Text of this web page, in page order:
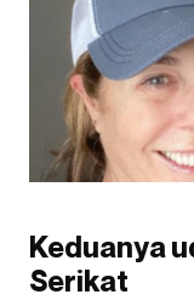
Keduanya
Serikat